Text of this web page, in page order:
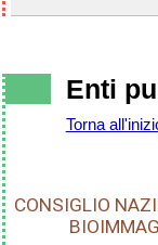
Enti
Torna
CONSIGLIO